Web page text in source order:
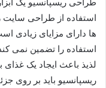
استفاده از طراحی سایت
ها دارای مزایای زیادی
استفاده را تضمین نمی
لذیذ باعث ایجاد یک
ریسپانسیو باید بر روی